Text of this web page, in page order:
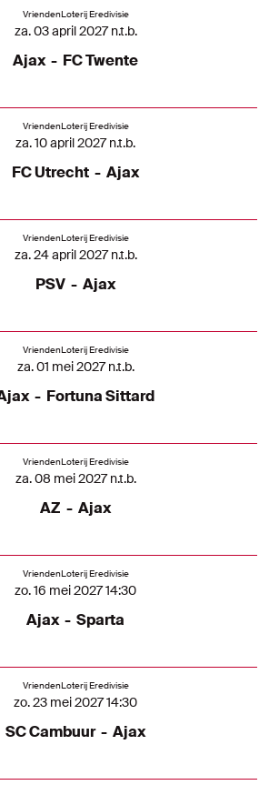
VriendenLoterij Eredivisie
za. 03 april 2027 n.t.b.
Ajax - FC Twente
VriendenLoterij Eredivisie
za. 10 april 2027 n.t.b.
FC Utrecht - Ajax
VriendenLoterij Eredivisie
za. 24 april 2027 n.t.b.
PSV - Ajax
VriendenLoterij Eredivisie
za. 01 mei 2027 n.t.b.
- Fortuna Sittard
VriendenLoterij Eredivisie
za. 08 mei 2027 n.t.b.
AZ - Ajax
VriendenLoterij Eredivisie
zo. 16 mei 2027 14:30
Ajax - Sparta
VriendenLoterij Eredivisie
zo. 23 mei 2027 14:30
SC Cambuur - Ajax